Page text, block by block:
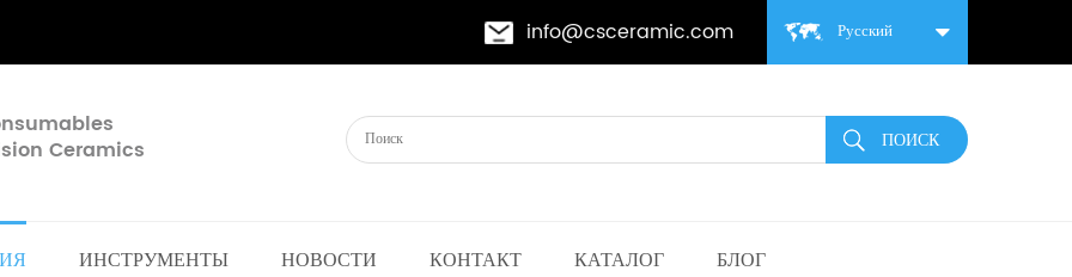
Русский
info@csceramic.com
Ceramics
ИНСТРУМЕНТЫ НОВОСТИ КОНТАКТ КАТАЛОГ БЛОГ